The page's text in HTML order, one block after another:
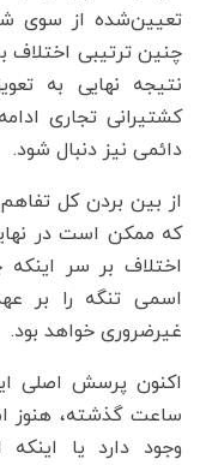
تعیین‌شده از سوی
چنین ترتیبی اختلاف
نتیجه نهایی به
کشتیرانی تجاری
دائمی نیز دنبال شود.
از بین بردن کل
که ممکن است در
اختلاف بر سر
اسمی تنگه را بر
غیرضروری خواهد بود.
ساعت گذشته، هنوز
وجود دارد یا